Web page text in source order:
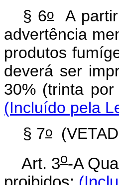
§ 6oA
advertência
produtos
deverá ser
30% (trinta
(Incluído pela
§ 7o
Art. 3o-A